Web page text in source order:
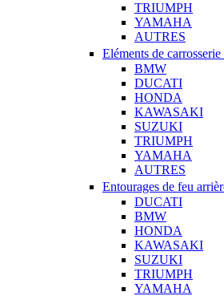
TRIUMPH
YAMAHA
AUTRES
Eléments de
BMW
DUCATI
HONDA
KAWASAKI
SUZUKI
TRIUMPH
YAMAHA
AUTRES
Entourages de feu
DUCATI
BMW
HONDA
KAWASAKI
SUZUKI
TRIUMPH
YAMAHA